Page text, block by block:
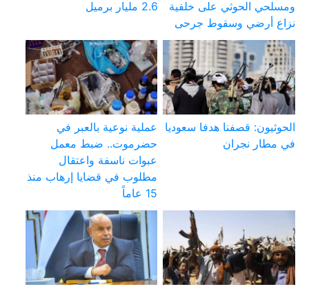
ومسلحي الحوثي على خلفية
نزاع أرضي وسقوط جرحى
2.6 مليار برميل
الحوثيون: قصفنا هدفا سعوديا
في مطار نجران
عملية نوعية بالعبر في
حضرموت.. ضبط معمل
عبوات ناسفة واعتقال
مطلوب في قضايا إرهاب منذ
15 عاماً